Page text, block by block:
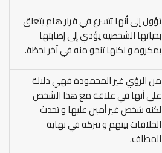
تؤول إلى أنها تتسرع في قرار هام يتعلق
بحياتها الشخصية يؤدي إلى إصابتها
بمكروه و لكنها تنجو منه في آخر لحظة.
من الرؤي غير المحمودة فهي دلالة
على أنها في علاقة مع هذا الشخص
لكنه شخص غير أمين عليها و تحدث
الخلافات بينهم و تتركه في نهاية
المطاف.